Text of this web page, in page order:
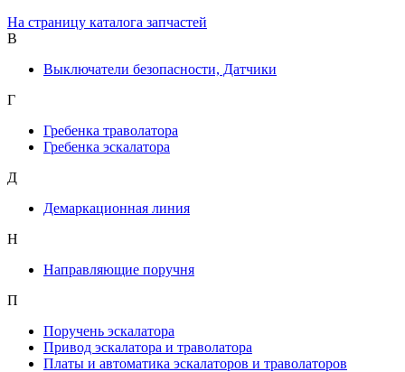
На страницу каталога запчастей
В
Выключатели безопасности, Датчики
Г
Гребенка траволатора
Гребенка эскалатора
Д
Демаркационная линия
Н
Направляющие поручня
П
Поручень эскалатора
Привод эскалатора и траволатора
Платы и автоматика эскалаторов и траволаторов